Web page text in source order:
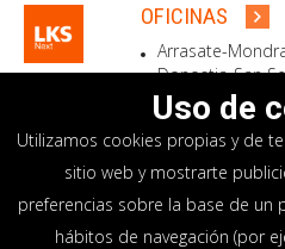
OFICINAS
Arrasate-
Donostia-San
Madrid
El
SEDE SOCIAL
Goiru, 7 Arrasate-
CP 20500
Uso de
Utilizamos cookies propias y de
sitio web y mostrarte
preferencias sobre la base de
hábitos de navegación (por